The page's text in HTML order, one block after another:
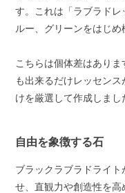
す。これは「ラブラド
ルー、グリーンをはじめ
こちらは個体差はあり
も出来るだけレッセン
けを厳選して作成しまし
自由を象徴する石
ブラックラブラドライ
せ、直観力や創造性を